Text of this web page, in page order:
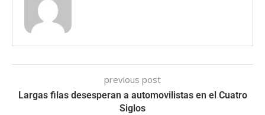
previous post
Largas filas desesperan a automovilistas en el Cuatro
Siglos